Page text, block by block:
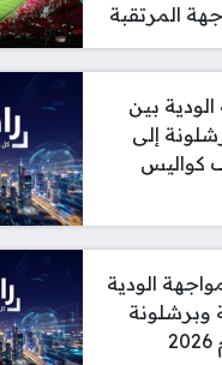
المرتقبة
بين
إلى
يكشف كواليس
الودية
وبرشلونة